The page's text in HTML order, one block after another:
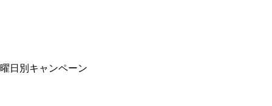
曜日別キャンペーン